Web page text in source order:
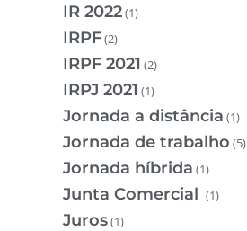
IR 2022(1)
IRPF(2)
IRPF 2021 (2)
IRPJ 2021 (1)
Jornada a distância (1)
Jornada de trabalho (5)
Jornada híbrida (1)
Junta Comercial (1)
Juros(1)